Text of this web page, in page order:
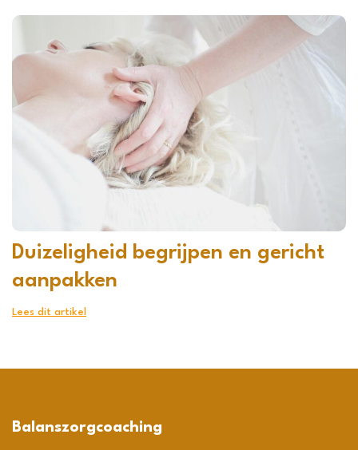
Duizeligheid begrijpen en gericht
aanpakken
Lees dit artikel
Balanszorgcoaching